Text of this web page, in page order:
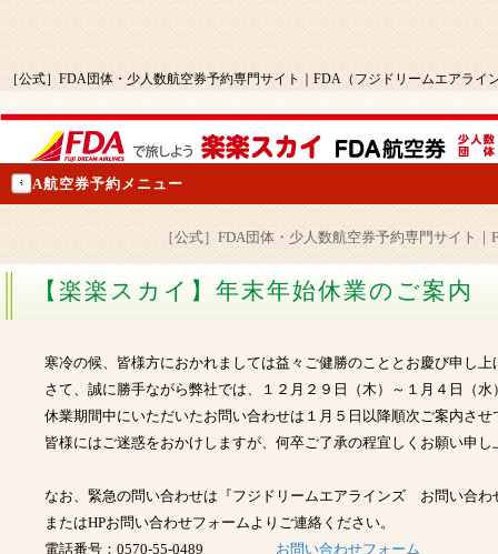
［公式］FDA団体・少人数航空券予約専門サイト｜FDA（フジドリームエアライ
FDA航空券予約メニュー
［公式］FDA団体・少人数航空券予約専門サイト
【楽楽スカイ】年末年始休業のご案内
寒冷の候、皆様方におかれましては益々ご健勝のこととお慶び申し上
さて、誠に勝手ながら弊社では、１２月２９日（木）～１月４日（
休業期間中にいただいたお問い合わせは１月５日以降順次ご案内させ
皆様にはご迷惑をおかけしますが、何卒ご了承の程宜しくお願い申し
なお、緊急の問い合わせは『フジドリームエアラインズ お問い合わ
またはHPお問い合わせフォームよりご連絡ください。
電話番号：0570-55-0489 お問い合わ